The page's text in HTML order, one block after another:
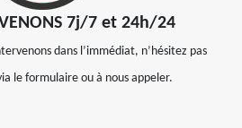
7j/7 et 24h/24
dans l’immédiat, n’hésitez pas
le formulaire ou à nous appeler.